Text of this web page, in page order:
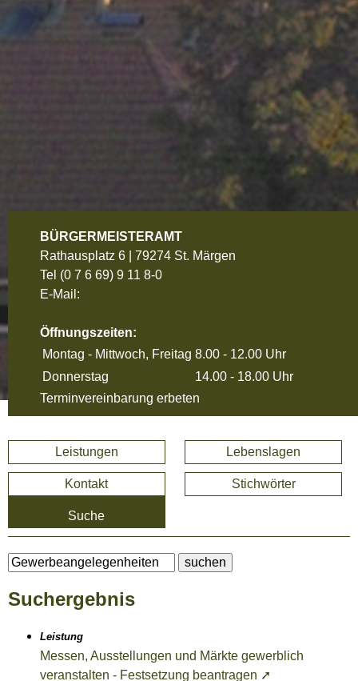
BÜRGERMEISTERAMT
Rathausplatz 6 | 79274 St. Märgen
Tel (0 7 6 69) 9 11 8-0
E-Mail:
Öffnungszeiten:
Montag - Mittwoch, Freitag 8.00 - 12.00 Uhr
Donnerstag
14.00 - 18.00 Uhr
Terminvereinbarung erbeten
Leistungen Lebenslagen
Kontakt Stichwörter
Suche
Suchergebnis
Leistung
Messen, Ausstellungen und Märkte gewerblich
veranstalten - Festsetzung beantragen ➚